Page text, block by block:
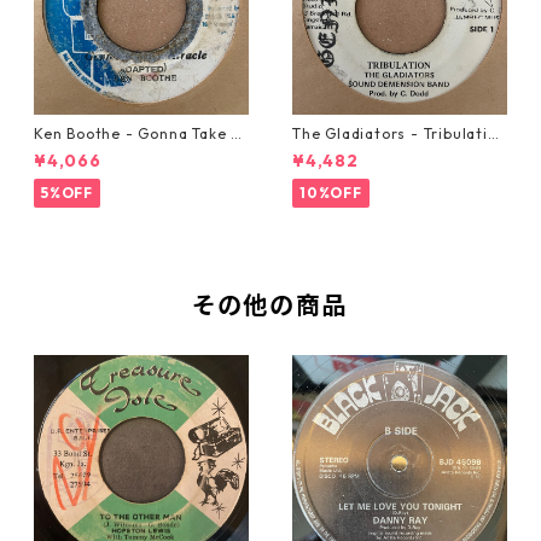
Ken Boothe - Gonna Take A
Miracle【7-21362】
¥4,066
5%OFF
The Gladiators - Tribulation
【7-21365】
¥4,482
10%OFF
その他の商品